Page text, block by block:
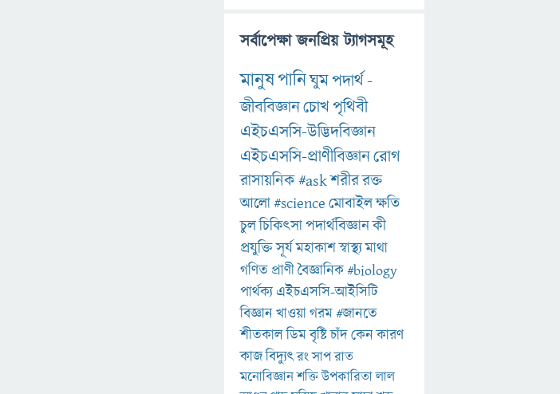
সর্বাপেক্ষা জনপ্রিয় ট্যাগসমূহ
মানুষপানিঘুমপদার্থ-
জীববিজ্ঞানচোখপৃথিবী
এইচএসসি-উদ্ভিদবিজ্ঞান
এইচএসসি-প্রাণীবিজ্ঞানরোগ
রাসায়নিক#askশরীররক্ত
আলো#scienceমোবাইলক্ষতি
চুলচিকিৎসাপদার্থবিজ্ঞানকী
প্রযুক্তিসূর্যমহাকাশস্বাস্থ্যমাথা
গণিত প্রাণীবৈজ্ঞানিক#biology
পার্থক্য এইচএসসি-আইসিটি
বিজ্ঞানখাওয়াগরম#জানতে
শীতকালডিমবৃষ্টিচাঁদকেনকারণ
কাজবিদ্যুৎরংসাপরাত
মনোবিজ্ঞানশক্তিউপকারিতালাল